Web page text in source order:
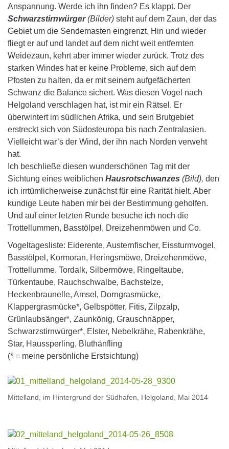
Anspannung. Werde ich ihn finden? Es klappt. Der
Schwarzstirnwürger(Bilder) steht auf dem Zaun, der das
Gebiet um die Sendemasten eingrenzt. Hin und wieder
fliegt er auf und landet auf dem nicht weit entfernten
Weidezaun, kehrt aber immer wieder zurück. Trotz des
starken Windes hat er keine Probleme, sich auf dem
Pfosten zu halten, da er mit seinem aufgefächerten
Schwanz die Balance sichert. Was diesen Vogel nach
Helgoland verschlagen hat, ist mir ein Rätsel. Er
überwintert im südlichen Afrika, und sein Brutgebiet
erstreckt sich von Südosteuropa bis nach Zentralasien.
Vielleicht war’s der Wind, der ihn nach Norden verweht
hat.
Ich beschließe diesen wunderschönen Tag mit der
Sichtung eines weiblichen Hausrotschwanzes (Bild), den
ich irrtümlicherweise zunächst für eine Rarität hielt. Aber
kundige Leute haben mir bei der Bestimmung geholfen.
Und auf einer letzten Runde besuche ich noch die
Trottellummen, Basstölpel, Dreizehenmöwen und Co.
Vogeltagesliste: Eiderente, Austernfischer, Eissturmvogel,
Basstölpel, Kormoran, Heringsmöwe, Dreizehenmöwe,
Trottellumme, Tordalk, Silbermöwe, Ringeltaube,
Türkentaube, Rauchschwalbe, Bachstelze,
Heckenbraunelle, Amsel, Dorngrasmücke,
Klappergrasmücke*, Gelbspötter, Fitis, Zilpzalp,
Grünlaubsänger*, Zaunkönig, Grauschnäpper,
Schwarzstirnwürger*, Elster, Nebelkrähe, Rabenkrähe,
Star, Haussperling, Bluthänfling
(* = meine persönliche Erstsichtung)
Mittelland, im Hintergrund der Südhafen, Helgoland, Mai 2014